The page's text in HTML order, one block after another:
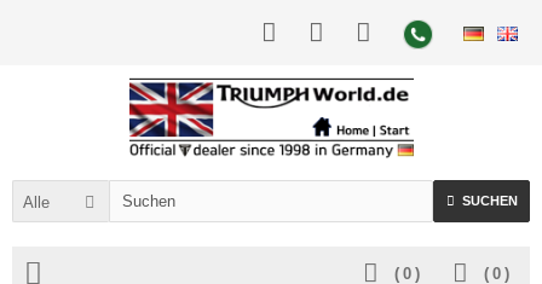
Alle SUCHEN
( 0 )
( 0 )